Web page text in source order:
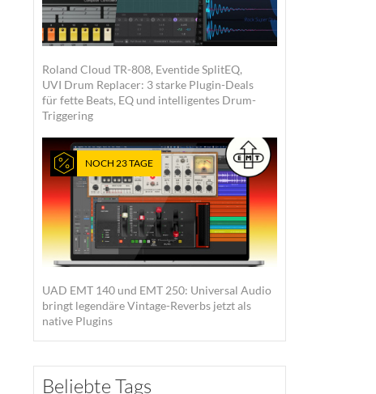
Roland Cloud TR-808, Eventide SplitEQ,
UVI Drum Replacer: 3 starke Plugin-Deals
für fette Beats, EQ und intelligentes Drum-
Triggering
NOCH 23 TAGE
UAD EMT 140 und EMT 250: Universal Audio
bringt legendäre Vintage-Reverbs jetzt als
native Plugins
Beliebte Tags